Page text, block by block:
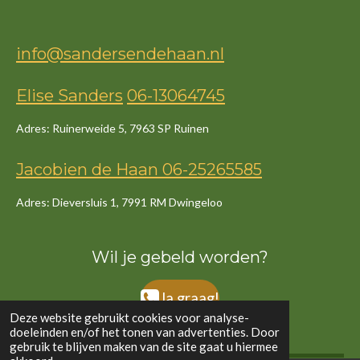
Deze website gebruikt cookies voor analyse-
doeleinden en/of het tonen van advertenties. Door
gebruik te blijven maken van de site gaat u hiermee
info@sandersendehaan.nl
Elise Sanders 06-13064745
Adres: Ruinerweide 5, 7963 SP Ruinen
Jacobien de Haan 06-25265585
Adres: Dieversluis 1, 7991 RM Dwingeloo
Wil je gebeld worden?
Ja graag!